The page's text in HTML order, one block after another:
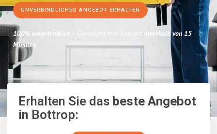
UNVERBINDLICHES ANGEBOT ERHALTEN
100% unverbindlich – Garantiert eine Antwort innerhalb von 15
Minuten.
Erhalten Sie dasbeste Angebot
in Bottrop: